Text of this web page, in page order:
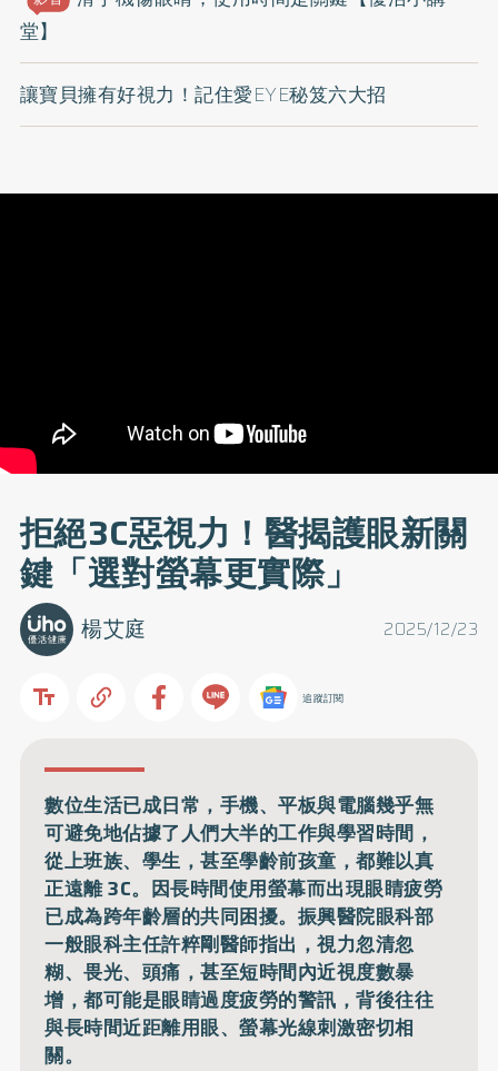
堂】
讓寶貝擁有好視力！記住愛EYE秘笈六大招
拒絕3C惡視力！醫揭護眼新關
鍵「選對螢幕更實際」
2025/12/23
楊艾庭
追蹤訂閱
數位生活已成日常，手機、平板與電腦幾乎無
可避免地佔據了人們大半的工作與學習時間，
從上班族、學生，甚至學齡前孩童，都難以真
正遠離 3C。因長時間使用螢幕而出現眼睛疲勞
已成為跨年齡層的共同困擾。振興醫院眼科部
一般眼科主任許粹剛醫師指出，視力忽清忽
糊、畏光、頭痛，甚至短時間內近視度數暴
增，都可能是眼睛過度疲勞的警訊，背後往往
與長時間近距離用眼、螢幕光線刺激密切相
關。